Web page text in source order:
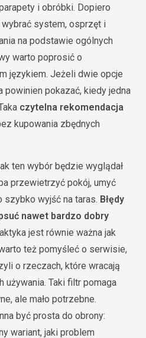
i obróbki. Dopiero
system, osprzęt i
na podstawie ogólnych
warto poprosić o
językiem. Jeżeli dwie opcje
powinien pokazać, kiedy jedna
czytelna rekomendacja
kupowania zbędnych
ten wybór będzie wyglądał
przewietrzyć pokój, umyć
szybko wyjść na taras. Błędy
nawet bardzo dobry
jest równie ważna jak
też pomyśleć o serwisie,
o rzeczach, które wracają
używania. Taki filtr pomaga
ale mało potrzebne.
być prosta do obrony:
wariant, jaki problem